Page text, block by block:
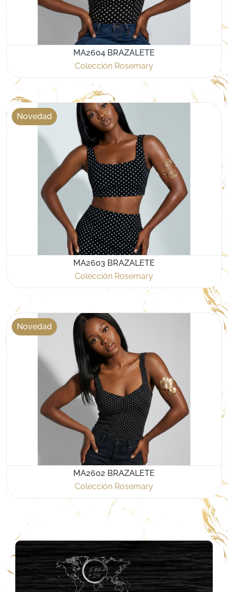
MA2604 BRAZALETE
Colección Rosemary
Novedad
MA2603 BRAZALETE
Colección Rosemary
Novedad
MA2602 BRAZALETE
Colección Rosemary